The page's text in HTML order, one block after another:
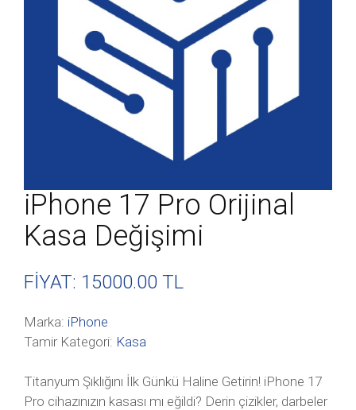
iPhone 17 Pro Orijinal
Kasa Değişimi
FİYAT: 15000.00 TL
Marka: iPhone
Tamir Kategori: Kasa
Titanyum Şıklığını İlk Günkü Haline Getirin! iPhone 17
Pro cihazınızın kasası mı eğildi? Derin çizikler, darbeler